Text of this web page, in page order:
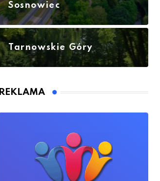
Sosnowiec
Tarnowskie Góry
REKLAMA